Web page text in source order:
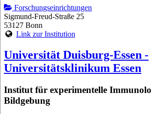
Forschungseinrichtungen
Sigmund-Freud-Straße 25
53127 Bonn
Link zur Institution
Universität Duisburg-Essen -
Universitätsklinikum Essen
Institut für experimentelle
Bildgebung